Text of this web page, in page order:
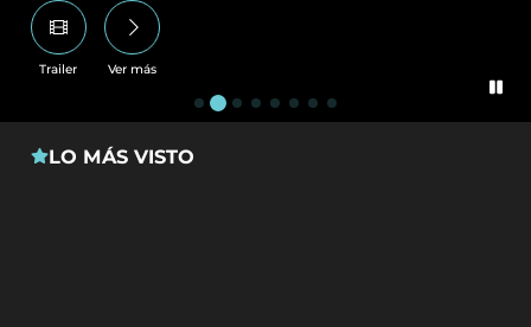
Trailer Ver más
LO MÁS VISTO